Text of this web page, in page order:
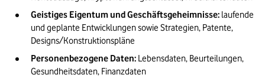
Geistiges Eigentum und Geschäftsgeheimnisse: laufende
und geplante Entwicklungen sowie Strategien, Patente,
Designs/Konstruktionspläne
Personenbezogene Daten: Lebensdaten, Beurteilungen,
Gesundheitsdaten, Finanzdaten